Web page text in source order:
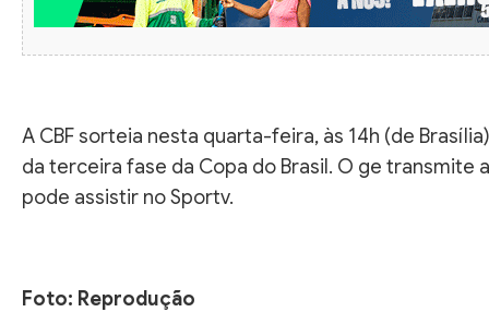
A CBF sorteia nesta quarta-feira, às 14h (de
da terceira fase da Copa do Brasil. O ge transmite
pode assistir no Sportv.
Foto: Reprodução